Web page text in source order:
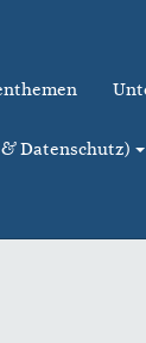
& Datenschutz)